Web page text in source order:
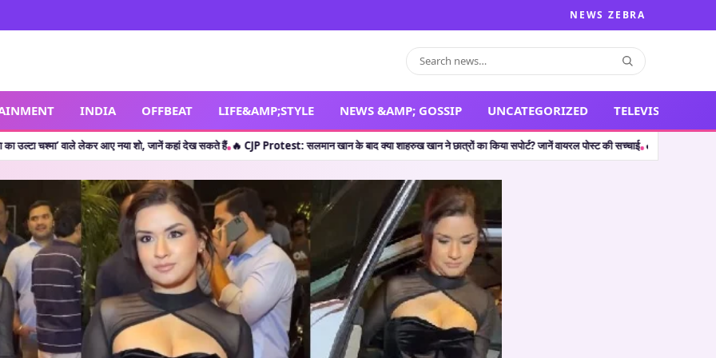
NEWS ZEBRA
INDIA OFFBEAT LIFE&AMP;STYLE NEWS &AMP; GOSSIP UNCATEGORIZED TELEVISION
लेकर आए नया शो, जानें कहां देख सकते हैं•🔥 CJP Protest: सलमान खान के बाद क्या शाहरुख खान ने छात्रों का किया सपोर्ट? जानें वायरल पोस्ट की सच्चाई•🔥 Shocking Retirement: